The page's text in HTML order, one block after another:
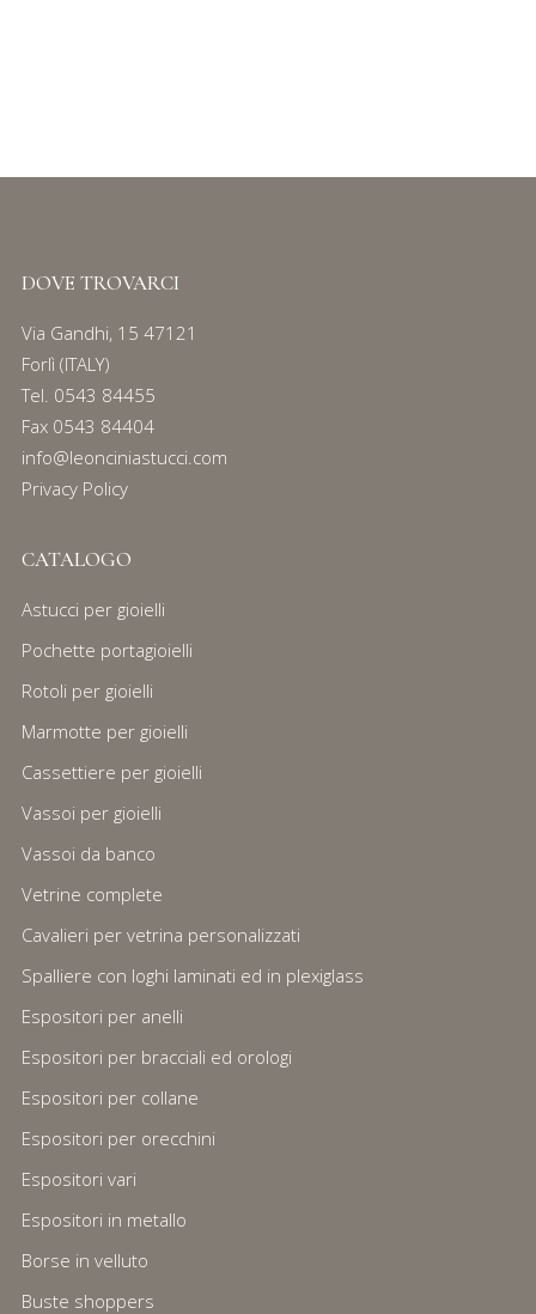
DOVE TROVARCI
Via Gandhi, 15 47121
Forlì (ITALY)
Tel. 0543 84455
Fax 0543 84404
info@leonciniastucci.com
Privacy Policy
CATALOGO
Astucci per gioielli
Pochette portagioielli
Rotoli per gioielli
Marmotte per gioielli
Cassettiere per gioielli
Vassoi per gioielli
Vassoi da banco
Vetrine complete
Cavalieri per vetrina personalizzati
Spalliere con loghi laminati ed in plexiglass
Espositori per anelli
Espositori per bracciali ed orologi
Espositori per collane
Espositori per orecchini
Espositori vari
Espositori in metallo
Borse in velluto
Buste shoppers